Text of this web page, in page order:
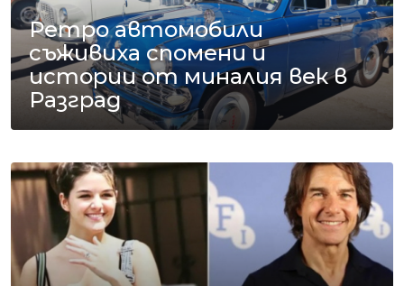
Ретро автомобили
съживиха спомени и
истории от миналия век в
Разград